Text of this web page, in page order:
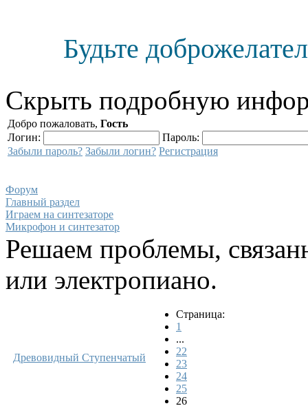
Будьте
Скрыть подробную
Добро пожаловать, Гость
Логин:
Пароль:
Забыли пароль? Забыли логин? Регистрация
Форум
Главный раздел
Играем на синтезаторе
Микрофон и синтезатор
Решаем проблемы,
или электропиано.
Древовидный Ступенчатый
Страница:
1
...
22
23
24
25
26